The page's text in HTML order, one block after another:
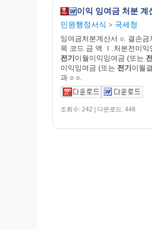
이익 잉여금 처분 계
민원행정서식 > 국세청
잉여금처분계산서 ○. 결손
목 코드 금 액 Ⅰ.처분전이
전기이월이익잉여금 (또는
이익잉여금 (또는 전기이월
과 ○ ○.
조회수: 242 | 다운로드: 446